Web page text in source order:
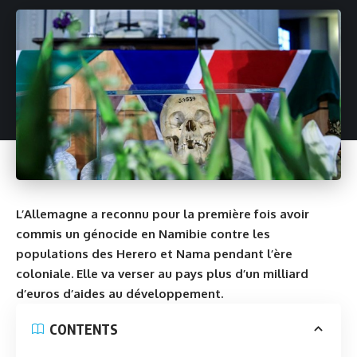
L’Allemagne a reconnu pour la première fois avoir
commis un génocide en Namibie contre les
populations des Herero et Nama pendant l’ère
coloniale. Elle va verser au pays plus d’un milliard
d’euros d’aides au développement.
CONTENTS